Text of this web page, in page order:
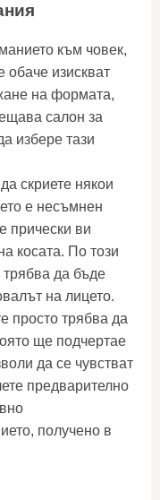
към човек,
обаче изискват
на формата,
салон за
избере тази
скриете някои
е несъмнен
прически ви
косата. По този
да бъде
на лицето.
просто трябва да
ще подчертае
да се чувстват
предварително
получено в